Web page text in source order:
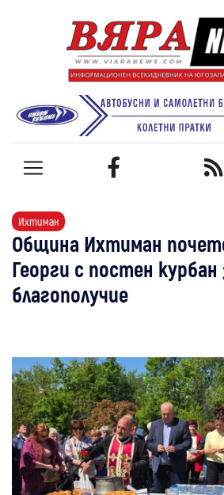
Ихтиман
Община Ихтиман
Георги с постен курбан
благополучие